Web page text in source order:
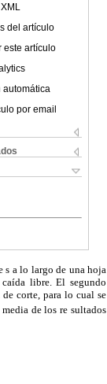
del artículo
este artículo
automática
por email
s a lo largo de una hoja
libre. El segundo
corte, para lo cual se
media de los re sultados